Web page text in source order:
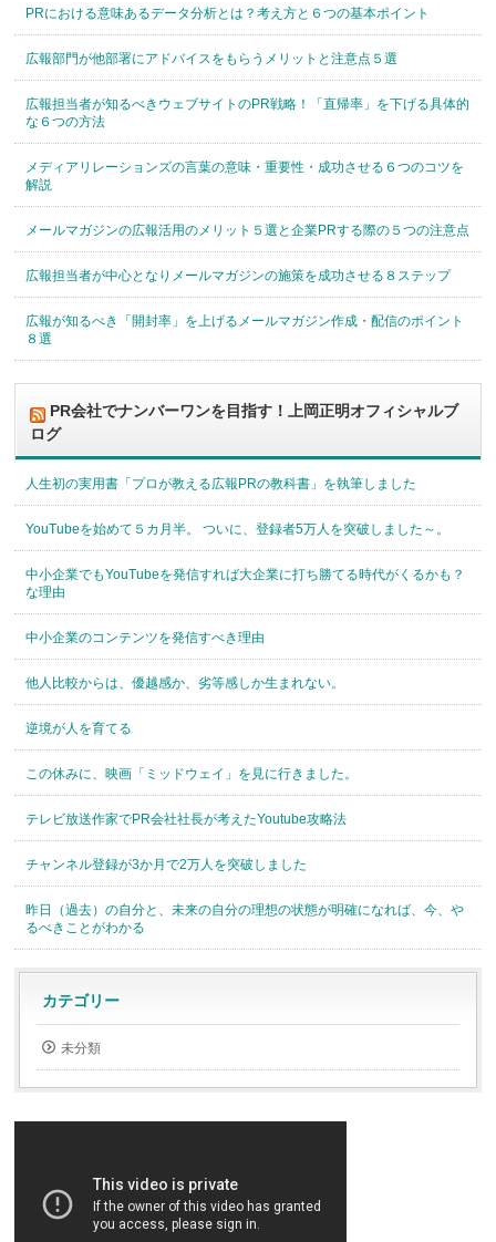
PRにおける意味あるデータ分析とは？考え方と６つの基本ポイント
広報部門が他部署にアドバイスをもらうメリットと注意点５選
広報担当者が知るべきウェブサイトのPR戦略！「直帰率」を下げる具体的
な６つの方法
メディアリレーションズの言葉の意味・重要性・成功させる６つのコツを
解説
メールマガジンの広報活用のメリット５選と企業PRする際の５つの注意点
広報担当者が中心となりメールマガジンの施策を成功させる８ステップ
広報が知るべき「開封率」を上げるメールマガジン作成・配信のポイント
８選
PR会社でナンバーワンを目指す！上岡正明オフィシャルブ
ログ
人生初の実用書「プロが教える広報PRの教科書」を執筆しました
YouTubeを始めて５カ月半。 ついに、登録者5万人を突破しました～。
中小企業でもYouTubeを発信すれば大企業に打ち勝てる時代がくるかも？
な理由
中小企業のコンテンツを発信すべき理由
他人比較からは、優越感か、劣等感しか生まれない。
逆境が人を育てる
この休みに、映画「ミッドウェイ」を見に行きました。
テレビ放送作家でPR会社社長が考えたYoutube攻略法
チャンネル登録が3か月で2万人を突破しました
昨日（過去）の自分と、未来の自分の理想の状態が明確になれば、今、や
るべきことがわかる
カテゴリー
未分類